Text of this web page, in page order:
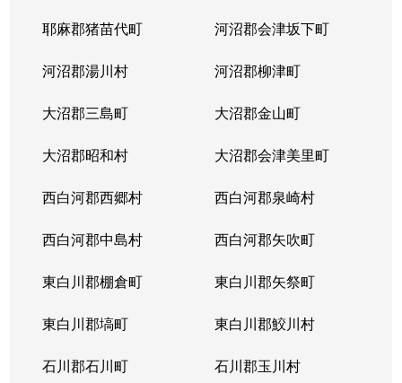
耶麻郡猪苗代町 河沼郡会津坂下町
河沼郡湯川村 河沼郡柳津町
大沼郡三島町 大沼郡金山町
大沼郡昭和村 大沼郡会津美里町
西白河郡西郷村 西白河郡泉崎村
西白河郡中島村 西白河郡矢吹町
東白川郡棚倉町 東白川郡矢祭町
東白川郡塙町 東白川郡鮫川村
石川郡石川町 石川郡玉川村